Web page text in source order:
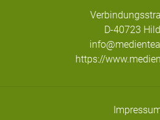
D-40723
https://